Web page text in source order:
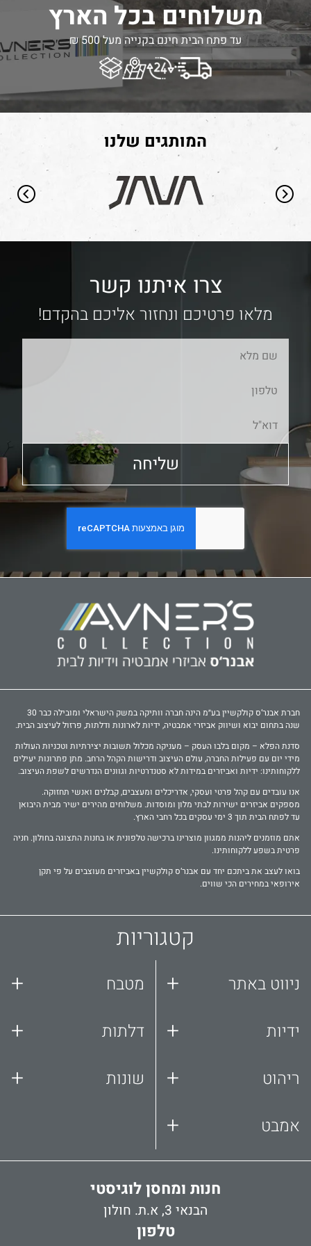
משלוחים בכל הארץ
עד פתח הבית חינם בקנייה מעל 500 ₪
המותגים שלנו
צרו איתנו קשר
מלאו פרטיכם ונחזור אליכם בהקדם!
שליחה
חברת אבנר‘ס קולקשיין בע״מ הינה חברה וותיקה במשק הישראלי ומובילה כבר 30
שנה בתחום יבוא ושיווק אביזרי אמבטיה, ידיות לארונות ודלתות, פרזול לעיצוב הבית.
סדנת הפלא – מקום בלבו העסק – מעניקה מכלול תשובות יצירתיות וטכניות העולות
מידי יום עם פעילות החברה, עולם העיצוב ודרישות הקהל הרחב. מתן פתרונות יעילים
ללקוחותינו: ידיות ואביזרים במידות לא סטנדרטיות וגוונים הנדרשים לשפת העיצוב.
אנו עובדים עם קהל פרטי ועסקי, אדריכלים ומעצבים, קבלנים ואנשי תחזוקה.
מספקים אביזרים ישירות לבתי מלון ומוסדות. משלוחים מהירים ישיר מבית היבואן
עד לפתח הבית תוך 3 ימי עסקים בכל רחבי הארץ.
אתם מוזמנים ליהנות ממגוון מוצרינו ברכישה טלפונית או בחנות התצוגה בחולון. חניה
פרטית בשפע ללקוחותינו.
בואו לעצב את ביתכם יחד עם אבנר‘ס קולקשיין באביזרים מעוצבים על פי תקן
אירופאי במחירים הכי שווים.
קטגוריות
ניווט באתר +
ידיות +
ריהוט +
אמבט +
מטבח +
דלתות +
שונות +
חנות ומחסן לוגיסטי
הבנאי 3, א.ת. חולון
טלפון